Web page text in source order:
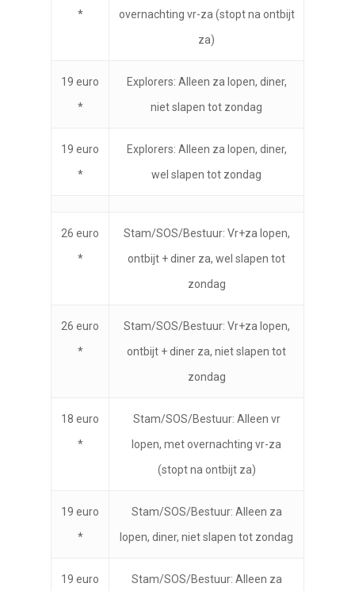
*
overnachting vr-za (stopt na ontbijt
za)
19 euro
*
Explorers: Alleen za lopen, diner,
niet slapen tot zondag
19 euro
*
Explorers: Alleen za lopen, diner,
wel slapen tot zondag
26 euro
*
Stam/SOS/Bestuur: Vr+za lopen,
ontbijt + diner za, wel slapen tot
zondag
26 euro
*
Stam/SOS/Bestuur: Vr+za lopen,
ontbijt + diner za, niet slapen tot
zondag
18 euro
*
Stam/SOS/Bestuur: Alleen vr
lopen, met overnachting vr-za
(stopt na ontbijt za)
19 euro
*
Stam/SOS/Bestuur: Alleen za
lopen, diner, niet slapen tot zondag
19 euro
Stam/SOS/Bestuur: Alleen za